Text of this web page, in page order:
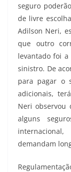
seguro
de livre
Adilson Neri,
que outro
levantado foi
sinistro. De
para pagar o
adicionais,
Neri observou
alguns
demandam